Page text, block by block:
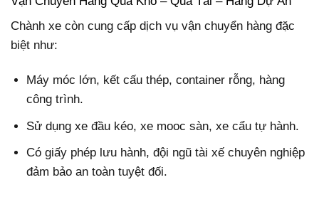
Chành xe còn cung cấp dịch vụ vận chuyển hàng đặc
biệt như:
Máy móc lớn, kết cấu thép, container rỗng, hàng
công trình.
Sử dụng xe đầu kéo, xe mooc sàn, xe cẩu tự hành.
Có giấy phép lưu hành, đội ngũ tài xế chuyên nghiệp
đảm bảo an toàn tuyệt đối.